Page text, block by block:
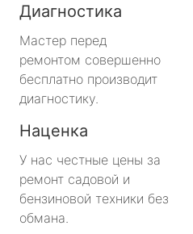
Диагностика
Мастер перед
ремонтом совершенно
бесплатно производит
диагностику.
Наценка
У нас честные цены за
ремонт садовой и
бензиновой техники без
обмана.